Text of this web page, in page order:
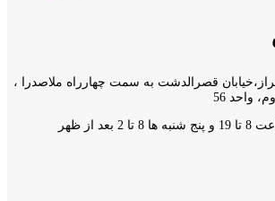
قصرالدشت به سمت چهارراه ملاصدرا ،
از ظهر